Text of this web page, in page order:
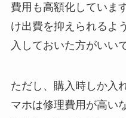
費用も高額化していま
け出費を抑えられるよ
入しておいた方がいい
ただし、購入時しか入
マホは修理費用が高い